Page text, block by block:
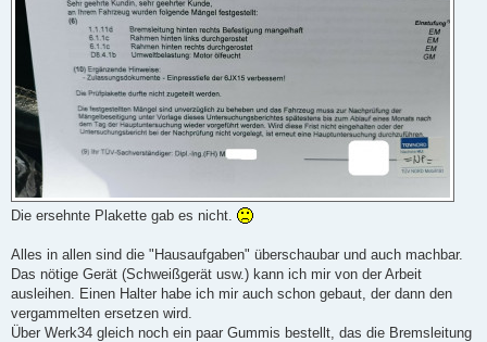
Die ersehnte Plakette gab es nicht.
Alles in allen sind die "Hausaufgaben" überschaubar und auch machbar.
Das nötige Gerät (Schweißgerät usw.) kann ich mir von der Arbeit
ausleihen. Einen Halter habe ich mir auch schon gebaut, der dann den
vergammelten ersetzen wird.
Über Werk34 gleich noch ein paar Gummis bestellt, das die Bremsleitung